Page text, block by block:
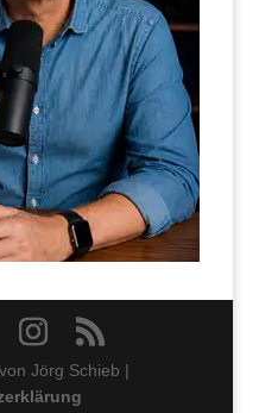
Jörg Schieb |